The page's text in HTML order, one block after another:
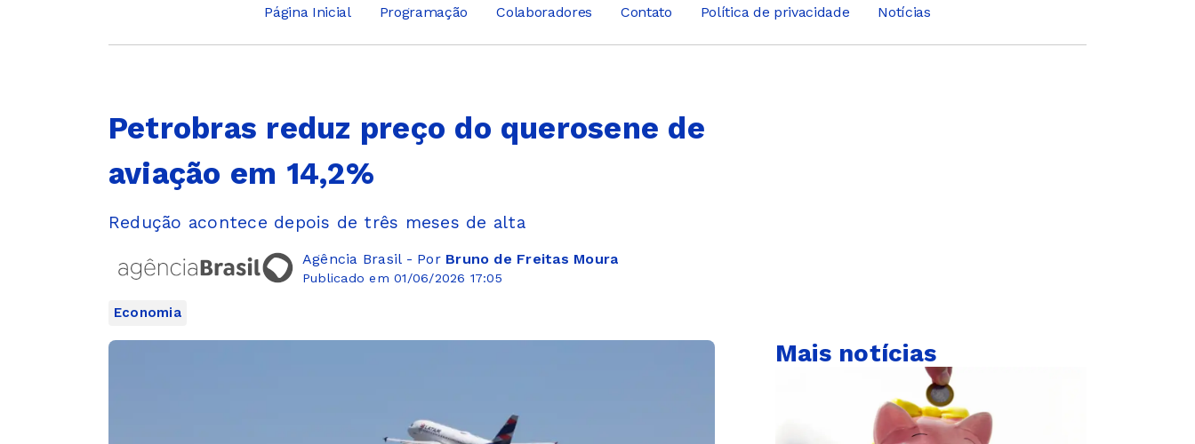
Página Inicial Programação Colaboradores Contato Política de privacidade Notícias
Petrobras reduz preço do querosene de
aviação em 14,2%
Redução acontece depois de três meses de alta
Agência Brasil - Por Bruno de Freitas Moura
Publicado em 01/06/2026 17:05
Economia
Mais notícias